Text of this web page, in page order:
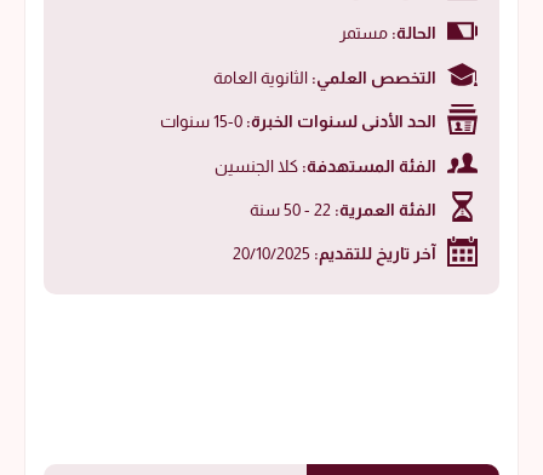
الحالة: مستمر
التخصص العلمي: الثانوية العامة
الحد الأدنى لسنوات الخبرة:
الفئة المستهدفة: كلا الجنسين
الفئة العمرية:
آخر تاريخ للتقديم: